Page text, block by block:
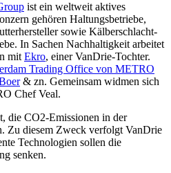
ist ein weltweit aktives
gehören Haltungsbetriebe,
sowie Kälberschlacht-
In Sachen Nachhaltigkeit arbeitet
mit Ekro, einer VanDrie-Tochter.
Trading Office von METRO
& zn. Gemeinsam widmen sich
Chef Veal.
die CO2-Emissionen in der
Zu diesem Zweck verfolgt VanDrie
Technologien sollen die
senken.